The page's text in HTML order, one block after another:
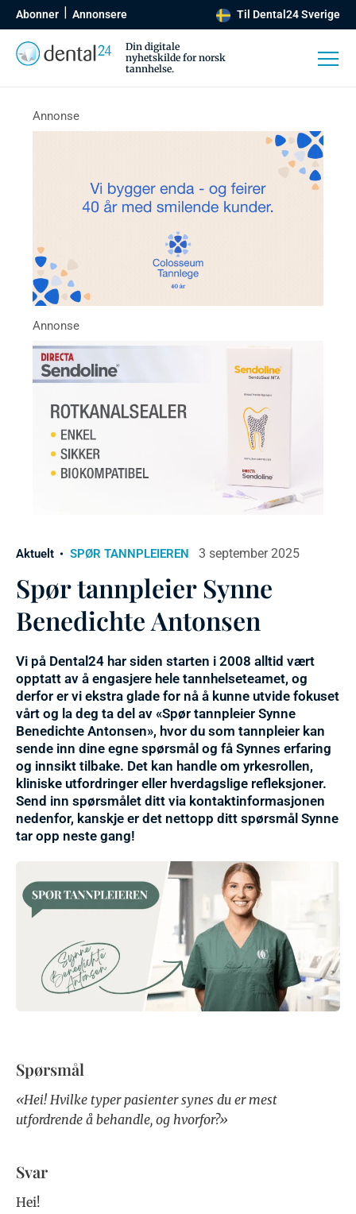
Abonner Annonsere Til Dental24 Sverige
Din digitale
nyhetskilde for norsk
tannhelse.
Aktuelt SPØR TANNPLEIEREN 3 september 2025
Spør tannpleier Synne
Benedichte Antonsen
Vi på Dental24 har siden starten i 2008 alltid vært
opptatt av å engasjere hele tannhelseteamet, og
derfor er vi ekstra glade for nå å kunne utvide fokuset
vårt og la deg ta del av «Spør tannpleier Synne
Benedichte Antonsen», hvor du som tannpleier kan
sende inn dine egne spørsmål og få Synnes erfaring
og innsikt tilbake. Det kan handle om yrkesrollen,
kliniske utfordringer eller hverdagslige refleksjoner.
Send inn spørsmålet ditt via kontaktinformasjonen
nedenfor, kanskje er det nettopp ditt spørsmål Synne
tar opp neste gang!
Spørsmål
«Hei! Hvilke typer pasienter synes du er mest
utfordrende å behandle, og hvorfor?»
Svar
Hei!